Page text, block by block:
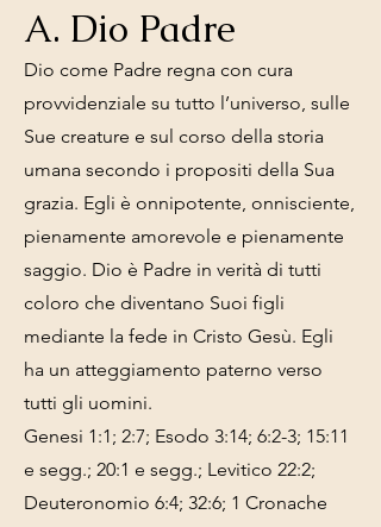
A. Dio Padre
Dio come Padre regna con cura
provvidenziale su tutto l’universo, sulle
Sue creature e sul corso della storia
umana secondo i propositi della Sua
grazia. Egli è onnipotente, onnisciente,
pienamente amorevole e pienamente
saggio. Dio è Padre in verità di tutti
coloro che diventano Suoi figli
mediante la fede in Cristo Gesù. Egli
ha un atteggiamento paterno verso
tutti gli uomini.
Genesi 1:1; 2:7; Esodo 3:14; 6:2-3; 15:11
e segg.; 20:1 e segg.; Levitico 22:2;
Deuteronomio 6:4; 32:6; 1 Cronache